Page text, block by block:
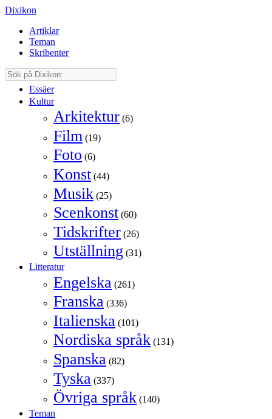
Dixikon
Artiklar
Teman
Skribenter
Essäer
Kultur
Arkitektur (6)
Film (19)
Foto (6)
Konst (44)
Musik (25)
Scenkonst (60)
Tidskrifter (26)
Utställning (31)
Litteratur
Engelska (261)
Franska (336)
Italienska (101)
Nordiska språk (131)
Spanska (82)
Tyska (337)
Övriga språk (140)
Teman